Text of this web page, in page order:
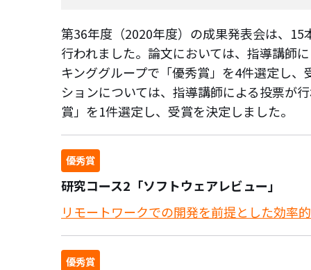
第36年度（2020年度）の成果発表会は、
行われました。論文においては、指導講師
キンググループで「優秀賞」を4件選定し
ションについては、指導講師による投票が
賞」を1件選定し、受賞を決定しました。
優秀賞
研究コース2「ソフトウェアレビュー」
リモートワークでの開発を前提とした効率
優秀賞